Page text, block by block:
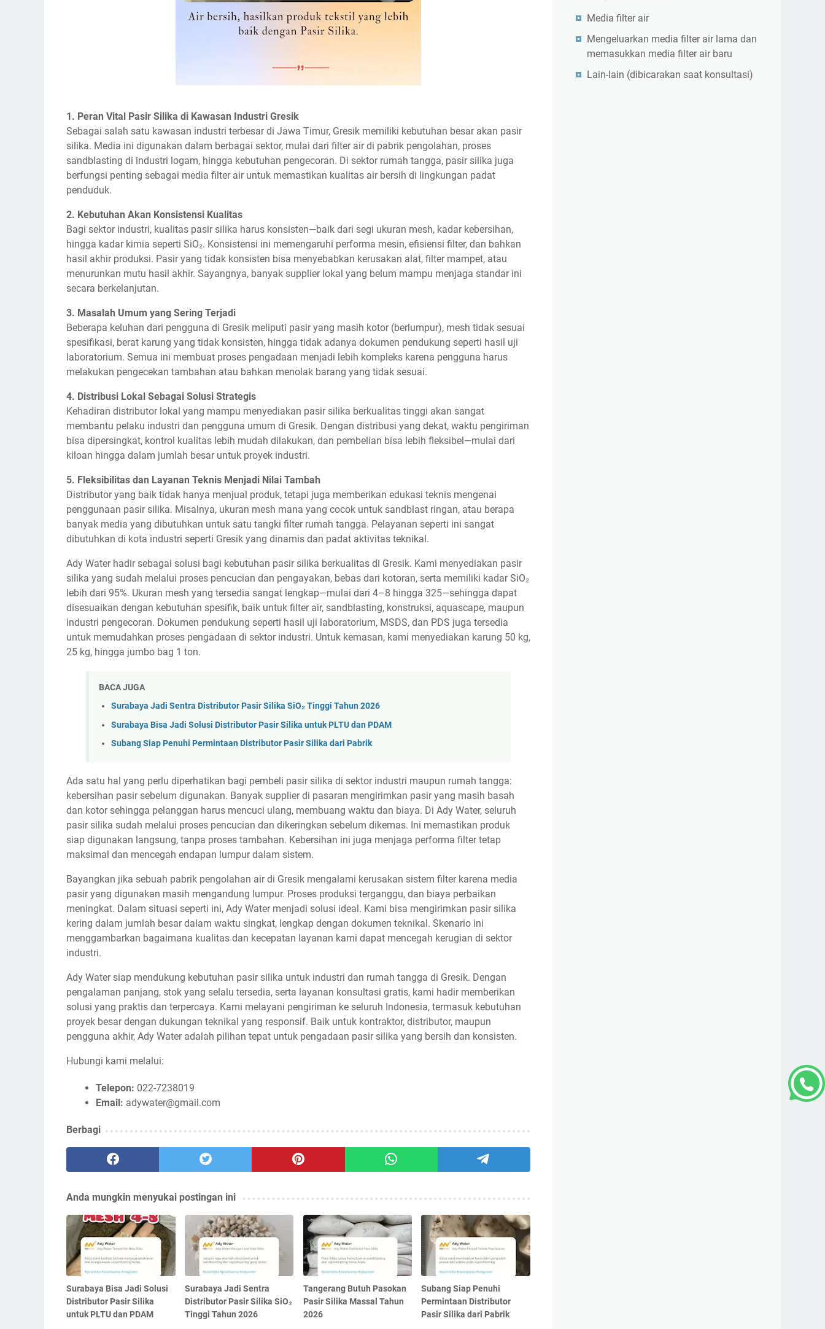
1. Peran Vital Pasir Silika di Kawasan Industri Gresik
Sebagai salah satu kawasan industri terbesar di Jawa Timur, Gresik memiliki kebutuhan besar akan pasir
silika. Media ini digunakan dalam berbagai sektor, mulai dari filter air di pabrik pengolahan, proses
sandblasting di industri logam, hingga kebutuhan pengecoran. Di sektor rumah tangga, pasir silika juga
berfungsi penting sebagai media filter air untuk memastikan kualitas air bersih di lingkungan padat
penduduk.
2. Kebutuhan Akan Konsistensi Kualitas
Bagi sektor industri, kualitas pasir silika harus konsisten—baik dari segi ukuran mesh, kadar kebersihan,
hingga kadar kimia seperti SiO₂. Konsistensi ini memengaruhi performa mesin, efisiensi filter, dan bahkan
hasil akhir produksi. Pasir yang tidak konsisten bisa menyebabkan kerusakan alat, filter mampet, atau
menurunkan mutu hasil akhir. Sayangnya, banyak supplier lokal yang belum mampu menjaga standar ini
secara berkelanjutan.
3. Masalah Umum yang Sering Terjadi
Beberapa keluhan dari pengguna di Gresik meliputi pasir yang masih kotor (berlumpur), mesh tidak sesuai
spesifikasi, berat karung yang tidak konsisten, hingga tidak adanya dokumen pendukung seperti hasil uji
laboratorium. Semua ini membuat proses pengadaan menjadi lebih kompleks karena pengguna harus
melakukan pengecekan tambahan atau bahkan menolak barang yang tidak sesuai.
4. Distribusi Lokal Sebagai Solusi Strategis
Kehadiran distributor lokal yang mampu menyediakan pasir silika berkualitas tinggi akan sangat
membantu pelaku industri dan pengguna umum di Gresik. Dengan distribusi yang dekat, waktu pengiriman
bisa dipersingkat, kontrol kualitas lebih mudah dilakukan, dan pembelian bisa lebih fleksibel—mulai dari
kiloan hingga dalam jumlah besar untuk proyek industri.
5. Fleksibilitas dan Layanan Teknis Menjadi Nilai Tambah
Distributor yang baik tidak hanya menjual produk, tetapi juga memberikan edukasi teknis mengenai
penggunaan pasir silika. Misalnya, ukuran mesh mana yang cocok untuk sandblast ringan, atau berapa
banyak media yang dibutuhkan untuk satu tangki filter rumah tangga. Pelayanan seperti ini sangat
dibutuhkan di kota industri seperti Gresik yang dinamis dan padat aktivitas teknikal.
Ady Water hadir sebagai solusi bagi kebutuhan pasir silika berkualitas di Gresik. Kami menyediakan pasir
silika yang sudah melalui proses pencucian dan pengayakan, bebas dari kotoran, serta memiliki kadar SiO₂
lebih dari 95%. Ukuran mesh yang tersedia sangat lengkap—mulai dari 4–8 hingga 325—sehingga dapat
disesuaikan dengan kebutuhan spesifik, baik untuk filter air, sandblasting, konstruksi, aquascape, maupun
industri pengecoran. Dokumen pendukung seperti hasil uji laboratorium, MSDS, dan PDS juga tersedia
untuk memudahkan proses pengadaan di sektor industri. Untuk kemasan, kami menyediakan karung 50 kg,
25 kg, hingga jumbo bag 1 ton.
BACA JUGA
Surabaya Jadi Sentra Distributor Pasir Silika SiO₂ Tinggi Tahun 2026
Surabaya Bisa Jadi Solusi Distributor Pasir Silika untuk PLTU dan PDAM
Subang Siap Penuhi Permintaan Distributor Pasir Silika dari Pabrik
Ada satu hal yang perlu diperhatikan bagi pembeli pasir silika di sektor industri maupun rumah tangga:
kebersihan pasir sebelum digunakan. Banyak supplier di pasaran mengirimkan pasir yang masih basah
dan kotor sehingga pelanggan harus mencuci ulang, membuang waktu dan biaya. Di Ady Water, seluruh
pasir silika sudah melalui proses pencucian dan dikeringkan sebelum dikemas. Ini memastikan produk
siap digunakan langsung, tanpa proses tambahan. Kebersihan ini juga menjaga performa filter tetap
maksimal dan mencegah endapan lumpur dalam sistem.
Bayangkan jika sebuah pabrik pengolahan air di Gresik mengalami kerusakan sistem filter karena media
pasir yang digunakan masih mengandung lumpur. Proses produksi terganggu, dan biaya perbaikan
meningkat. Dalam situasi seperti ini, Ady Water menjadi solusi ideal. Kami bisa mengirimkan pasir silika
kering dalam jumlah besar dalam waktu singkat, lengkap dengan dokumen teknikal. Skenario ini
menggambarkan bagaimana kualitas dan kecepatan layanan kami dapat mencegah kerugian di sektor
industri.
Ady Water siap mendukung kebutuhan pasir silika untuk industri dan rumah tangga di Gresik. Dengan
pengalaman panjang, stok yang selalu tersedia, serta layanan konsultasi gratis, kami hadir memberikan
solusi yang praktis dan terpercaya. Kami melayani pengiriman ke seluruh Indonesia, termasuk kebutuhan
proyek besar dengan dukungan teknikal yang responsif. Baik untuk kontraktor, distributor, maupun
pengguna akhir, Ady Water adalah pilihan tepat untuk pengadaan pasir silika yang bersih dan konsisten.
Hubungi kami melalui:
Telepon: 022-7238019
Email: adywater@gmail.com
Berbagi
Anda mungkin menyukai postingan ini
Surabaya Bisa Jadi Solusi
Distributor Pasir Silika
untuk PLTU dan PDAM
Surabaya Jadi Sentra
Distributor Pasir Silika SiO₂
Tinggi Tahun 2026
Tangerang Butuh Pasokan
Pasir Silika Massal Tahun
2026
Subang Siap Penuhi
Permintaan Distributor
Pasir Silika dari Pabrik
Media filter air
Mengeluarkan media filter air lama dan
memasukkan media filter air baru
Lain-lain (dibicarakan saat konsultasi)